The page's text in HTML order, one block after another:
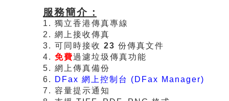
服務簡介 :
1. 獨立香港傳真專線
2. 網上接收傳真
3. 可同時接收 23 份傳真文件
4. 免費過濾垃圾傳真功能
5. 網上傳真備份
6.
DFax 網上控制台 (DFax Manager)
7. 容量提示通知